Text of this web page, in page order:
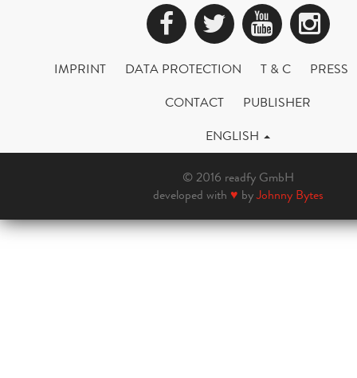
Facebook
Twitter
IMPRINT DATA PROTECTION T & C
PRESS
CONTACT
PUBLISHER
ENGLISH
© 2016 readfy GmbH
developed with ♥ byJohnny Bytes